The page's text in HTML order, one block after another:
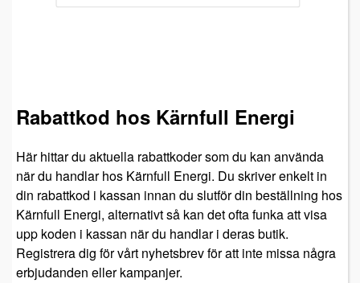
Rabattkod hos Kärnfull Energi
Här hittar du aktuella rabattkoder som du kan använda
när du handlar hos Kärnfull Energi. Du skriver enkelt in
din rabattkod i kassan innan du slutför din beställning hos
Kärnfull Energi, alternativt så kan det ofta funka att visa
upp koden i kassan när du handlar i deras butik.
Registrera dig för vårt nyhetsbrev för att inte missa några
erbjudanden eller kampanjer.